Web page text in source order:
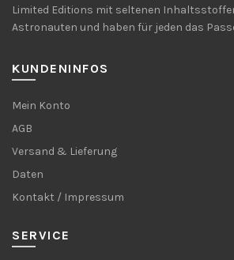
Limited Editions mit seltenen
Astronauten und haben für jeden das
KUNDENINFOS
Mein Konto
AGB
Versand & Lieferung
Daten
Kontakt / Impressum
SERVICE